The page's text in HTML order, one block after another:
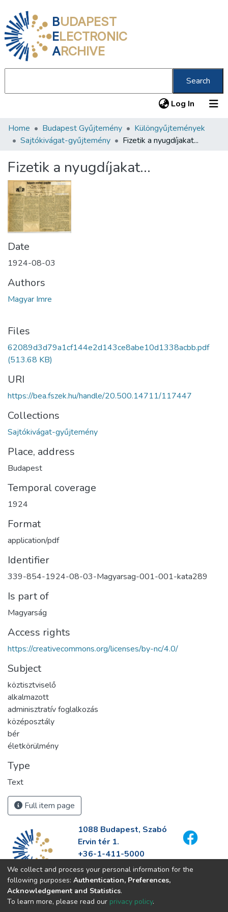
BUDAPEST
ELECTRONIC
ARCHIVE
Search
Log In (current)
Communities & Collections
Statistics
About us
Home Budapest Gyűjtemény
Különgyűjtemények
Sajtókivágat-gyűjtemény
Fizetik a nyugdíjakat...
Fizetik a nyugdíjakat...
Date
1924-08-03
Authors
Magyar Imre
Files
62089d3d79a1cf144e2d143ce8abe10d1338acbb.pdf
(513.68 KB)
URI
https://bea.fszek.hu/handle/20.500.14711/117447
Collections
Sajtókivágat-gyűjtemény
Place, address
Budapest
Temporal coverage
1924
Format
application/pdf
Identifier
339-854-1924-08-03-Magyarsag-001-001-kata289
Is part of
Magyarság
Access rights
https://creativecommons.org/licenses/by-nc/4.0/
Subject
köztisztviselő
alkalmazott
adminisztratív foglalkozás
középosztály
bér
életkörülmény
Type
Text
Full item page
1088 Budapest, Szabó
Ervin tér 1.
+36-1-411-5000
info@fszek.hu
https://fszek.hu
We collect and process your personal information for the
following purposes: Authentication, Preferences,
Acknowledgement and Statistics.
To learn more, please read our privacy policy.